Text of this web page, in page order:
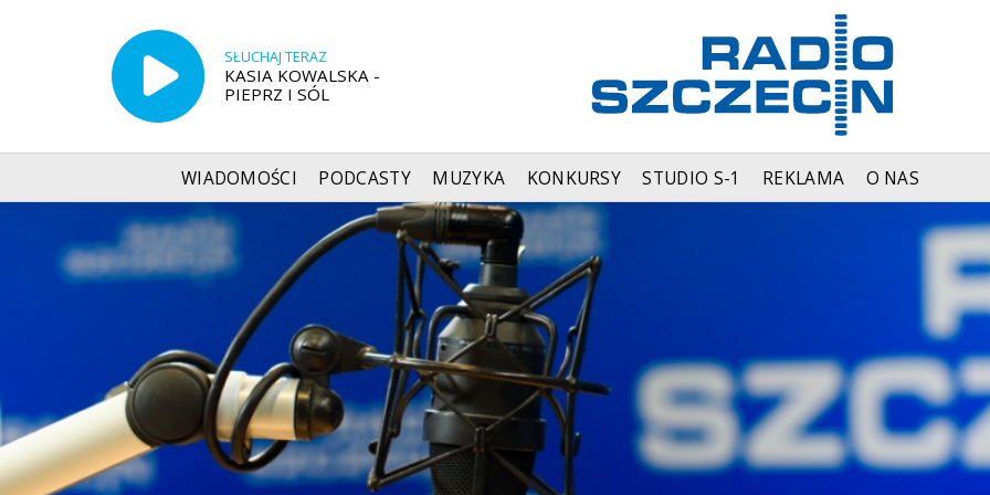
SŁUCHAJ TERAZ
KASIA KOWALSKA -
PIEPRZ I SÓL
WIADOMOŚCI PODCASTY MUZYKA KONKURSY STUDIO S-1 REKLAMA O NAS